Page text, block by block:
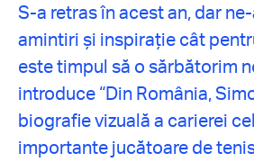
S-a retras în acest an, dar
amintiri și inspirație cât
este timpul să o sărbătorim
introduce “Din România,
biografie vizuală a carierei
importante jucătoare de